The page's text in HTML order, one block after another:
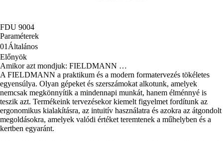
FDU 9004
Paraméterek
01 Általános
Előnyök
Amikor azt mondjuk: FIELDMANN …
A FIELDMANN a praktikum és a modern formatervezés tökéletes
egyensúlya. Olyan gépeket és szerszámokat alkotunk, amelyek
nemcsak megkönnyítik a mindennapi munkát, hanem élménnyé is
teszik azt. Termékeink tervezésekor kiemelt figyelmet fordítunk az
ergonomikus kialakításra, az intuitív használatra és azokra az átgondolt
megoldásokra, amelyek valódi értéket teremtenek a műhelyben és a
kertben egyaránt.